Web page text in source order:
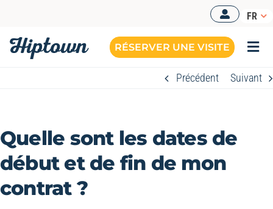
contenu
FR
RÉSERVER UNE VISITE
Précédent Suivant
Quelle sont les dates de
début et de fin de mon
contrat ?